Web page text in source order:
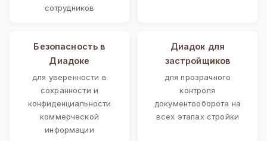
сотрудников
Безопасность в
Диадоке
для уверенности в
сохранности и
конфиденциальности
коммерческой
информации
Диадок для
застройщиков
для прозрачного
контроля
документооборота на
всех этапах стройки